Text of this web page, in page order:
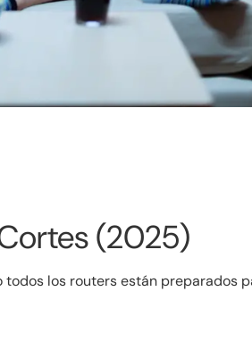
(2025)
todos los routers están preparados